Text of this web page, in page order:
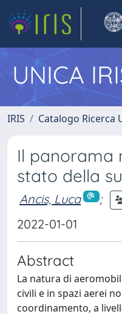
UNICA
IRIS Catalogo Ricerca
Il panorama
stato della
Ancis, Luca
;
2022-01-01
Abstract
La natura di
civili e in spazi aerei
coordinamento, a